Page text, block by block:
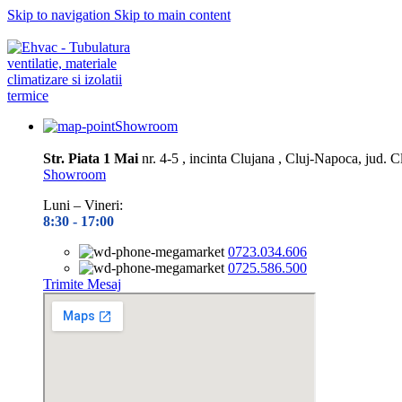
Skip to navigation Skip to main content
Showroom
Str. Piata 1 Mai nr. 4-5 , incinta Clujana , Cluj-Napoca, jud.
Showroom
Luni – Vineri:
8:30 - 17:00
0723.034.606
0725.586.500
Trimite Mesaj